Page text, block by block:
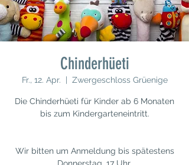
Chinderhüeti
Fr., 12. Apr. Zwergeschloss Grüenige
Die Chinderhüeti für Kinder ab 6 Monaten
bis zum Kindergarteneintritt.
Wir bitten um Anmeldung bis spätestens